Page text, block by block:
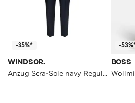
-35%*
WINDSOR.
Anzug Sera-Sole navy Regular Fit
-
BOSS